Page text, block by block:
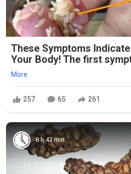
These Symptoms
Your Body! The first
More
257 65 261
8 h 43 min